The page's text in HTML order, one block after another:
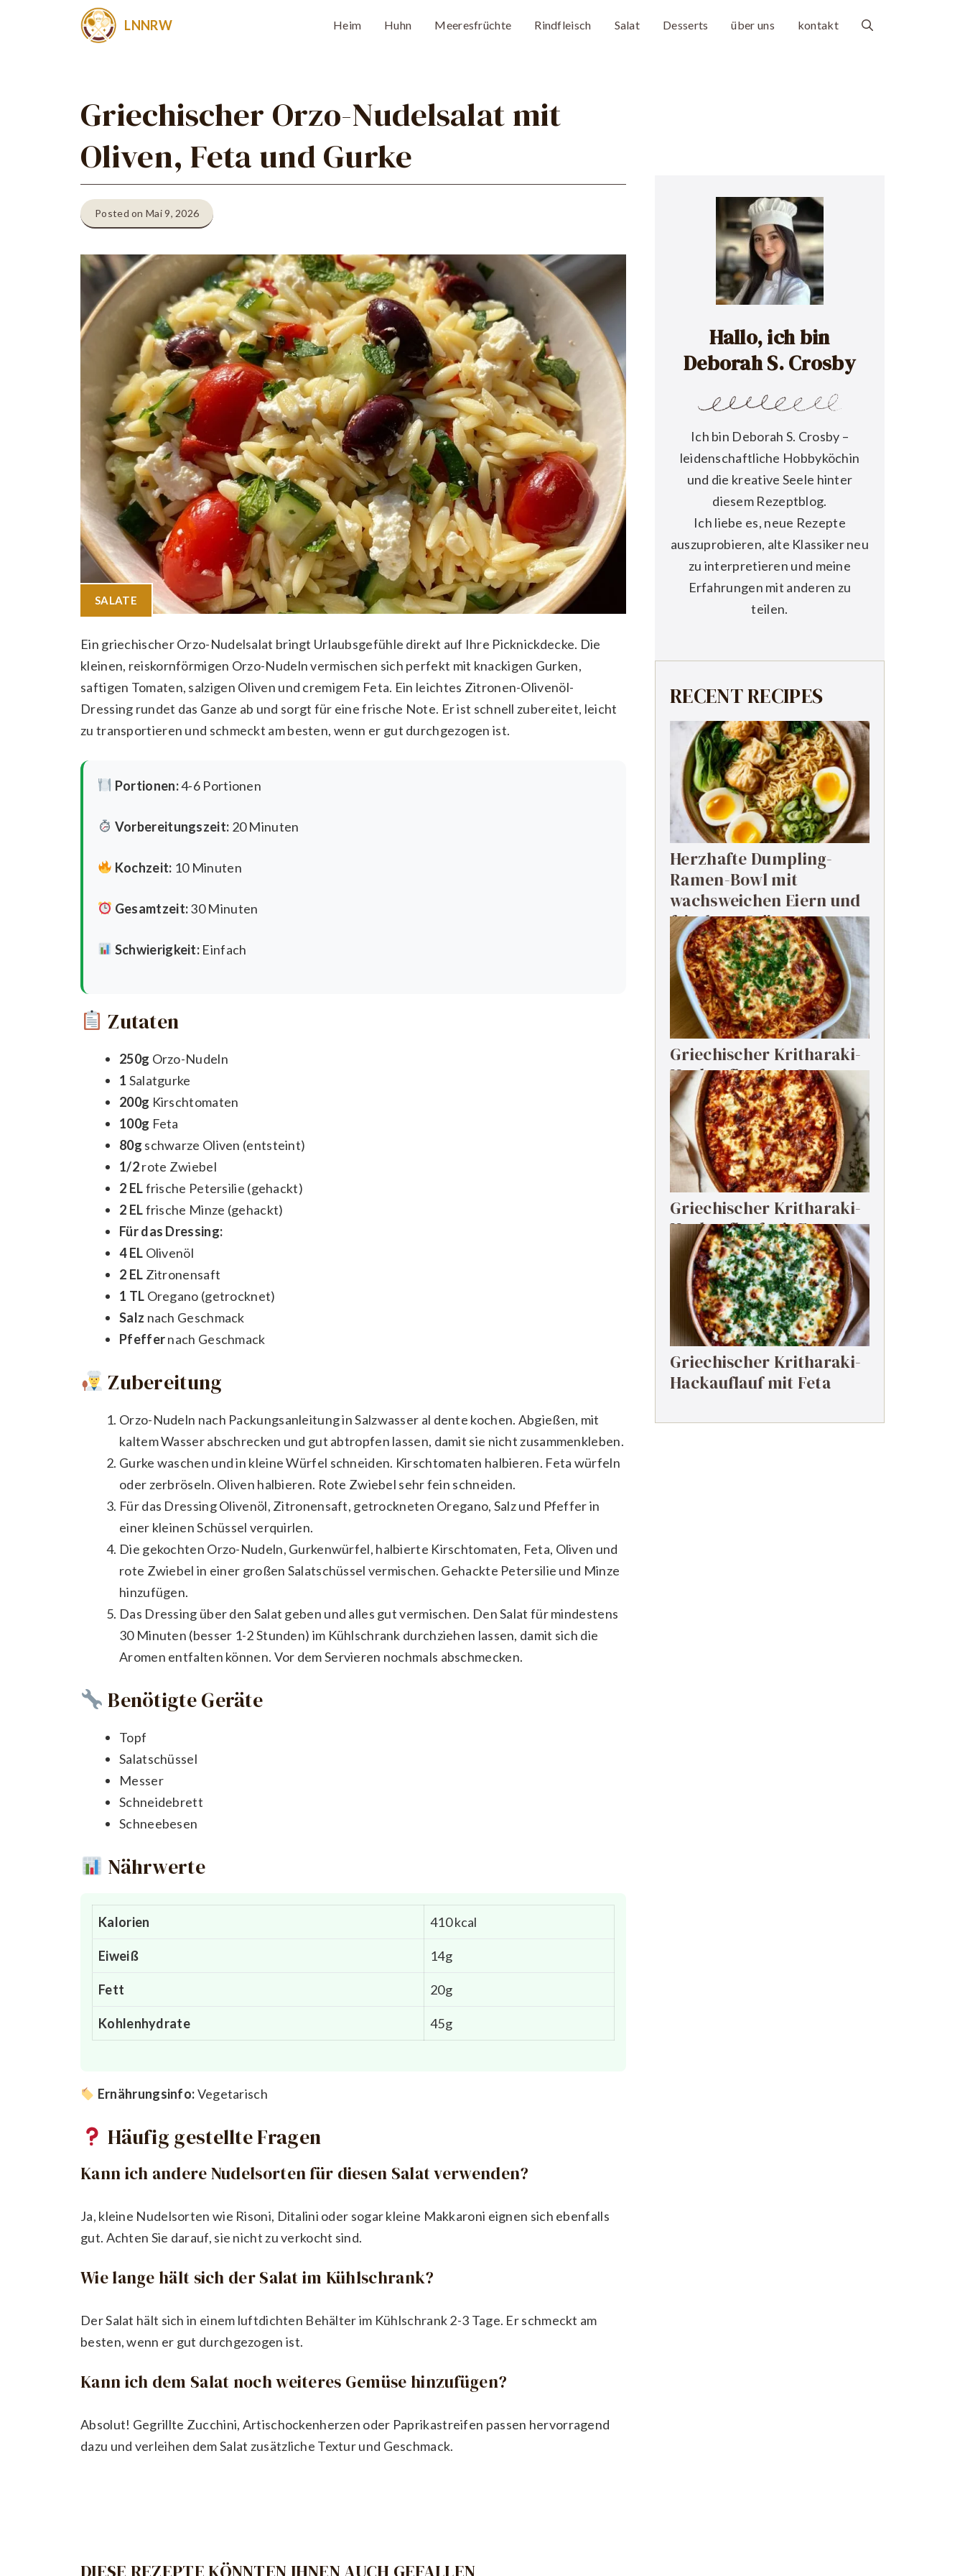
LNNRW Heim Huhn Meeresfrüchte Rindfleisch Salat Desserts über uns kontakt
Griechischer Orzo-Nudelsalat mit
Oliven, Feta und Gurke
Posted on Mai 9, 2026
SALATE
Ein griechischer Orzo-Nudelsalat bringt Urlaubsgefühle direkt auf Ihre Picknickdecke. Die
kleinen, reiskornförmigen Orzo-Nudeln vermischen sich perfekt mit knackigen Gurken,
saftigen Tomaten, salzigen Oliven und cremigem Feta. Ein leichtes Zitronen-Olivenöl-
Dressing rundet das Ganze ab und sorgt für eine frische Note. Er ist schnell zubereitet, leicht
zu transportieren und schmeckt am besten, wenn er gut durchgezogen ist.
Portionen:4-6 Portionen
Vorbereitungszeit: 20 Minuten
Kochzeit: 10 Minuten
Gesamtzeit:30 Minuten
Schwierigkeit: Einfach
Zutaten
250g Orzo-Nudeln
1 Salatgurke
200g Kirschtomaten
100g Feta
80g schwarze Oliven (entsteint)
1/2rote Zwiebel
2 ELfrische Petersilie (gehackt)
2 ELfrische Minze (gehackt)
Für das Dressing:
4 EL Olivenöl
2 EL Zitronensaft
1 TL Oregano (getrocknet)
Salz nach Geschmack
Pfeffernach Geschmack
Zubereitung
Orzo-Nudeln nach Packungsanleitung in Salzwasser al dente kochen. Abgießen, mit
kaltem Wasser abschrecken und gut abtropfen lassen, damit sie nicht zusammenkleben.
Gurke waschen und in kleine Würfel schneiden. Kirschtomaten halbieren. Feta würfeln
oder zerbröseln. Oliven halbieren. Rote Zwiebel sehr fein schneiden.
Für das Dressing Olivenöl, Zitronensaft, getrockneten Oregano, Salz und Pfeffer in
einer kleinen Schüssel verquirlen.
Die gekochten Orzo-Nudeln, Gurkenwürfel, halbierte Kirschtomaten, Feta, Oliven und
rote Zwiebel in einer großen Salatschüssel vermischen. Gehackte Petersilie und Minze
hinzufügen.
Das Dressing über den Salat geben und alles gut vermischen. Den Salat für mindestens
30 Minuten (besser 1-2 Stunden) im Kühlschrank durchziehen lassen, damit sich die
Aromen entfalten können. Vor dem Servieren nochmals abschmecken.
Benötigte Geräte
Topf
Salatschüssel
Messer
Schneidebrett
Schneebesen
Nährwerte
Kalorien 410 kcal
Eiweiß 14g
Fett 20g
Kohlenhydrate 45g
Ernährungsinfo:Vegetarisch
Häufig gestellte Fragen
Kann ich andere Nudelsorten für diesen Salat verwenden?
Ja, kleine Nudelsorten wie Risoni, Ditalini oder sogar kleine Makkaroni eignen sich ebenfalls
gut. Achten Sie darauf, sie nicht zu verkocht sind.
Wie lange hält sich der Salat im Kühlschrank?
Der Salat hält sich in einem luftdichten Behälter im Kühlschrank 2-3 Tage. Er schmeckt am
besten, wenn er gut durchgezogen ist.
Kann ich dem Salat noch weiteres Gemüse hinzufügen?
Absolut! Gegrillte Zucchini, Artischockenherzen oder Paprikastreifen passen hervorragend
dazu und verleihen dem Salat zusätzliche Textur und Geschmack.
DIESE REZEPTE KÖNNTEN IHNEN AUCH GEFALLEN
Hallo, ich bin
Deborah S. Crosby
Ich bin Deborah S. Crosby –
leidenschaftliche Hobbyköchin
und die kreative Seele hinter
diesem Rezeptblog.
Ich liebe es, neue Rezepte
auszuprobieren, alte Klassiker neu
zu interpretieren und meine
Erfahrungen mit anderen zu
teilen.
RECENT RECIPES
Herzhafte Dumpling-
Ramen-Bowl mit
wachsweichen Eiern und
frischem Grün
Griechischer Kritharaki-
Hackauflauf mit Feta
Griechischer Kritharaki-
Hackauflauf mit Feta
Griechischer Kritharaki-
Hackauflauf mit Feta